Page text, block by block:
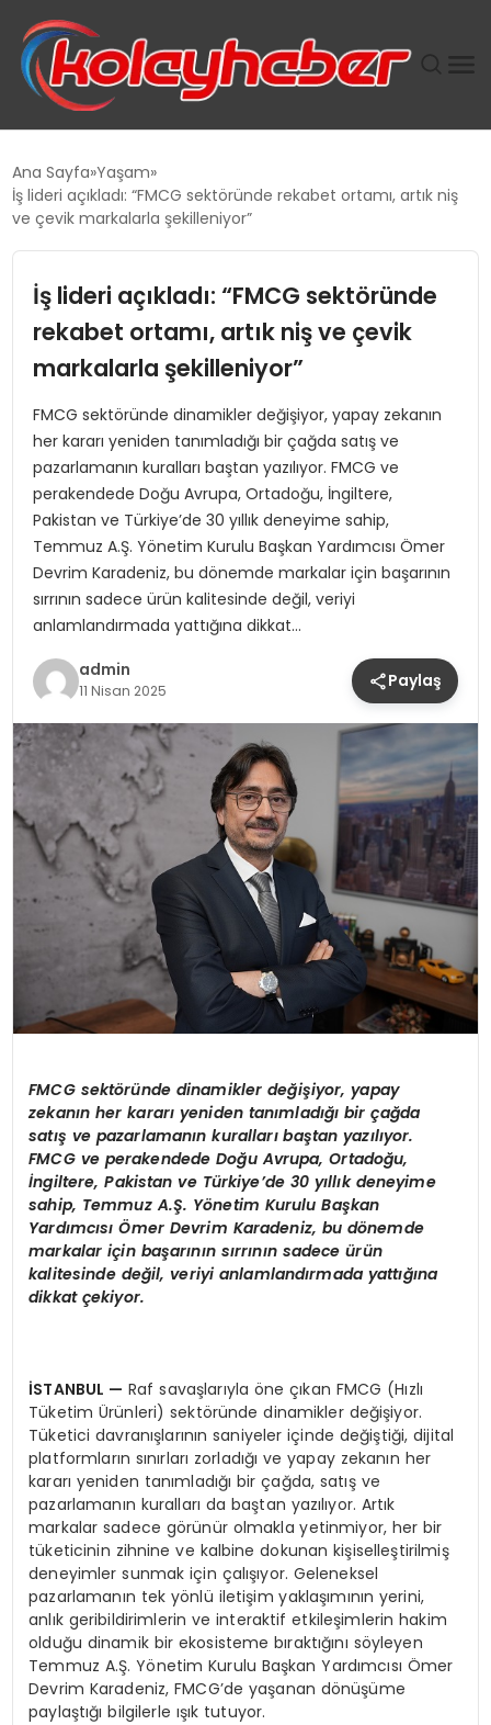
SUWEN’IN İSTIHDAM MODELI EKONOMIDE KADIN
TANYER YAPI ZEMIN MÜHENDISLIĞINDE HEDEF
BÜYÜTTÜ
TOROSLAR’DA PAZAR GERGİNLİĞİ!
Ana Sayfa Yaşam
İş lideri açıkladı: “FMCG sektöründe rekabet ortamı, artık niş
ve çevik markalarla şekilleniyor”
İş lideri açıkladı: “FMCG sektöründe
rekabet ortamı, artık niş ve çevik
markalarla şekilleniyor”
FMCG sektöründe dinamikler değişiyor, yapay zekanın
her kararı yeniden tanımladığı bir çağda satış ve
pazarlamanın kuralları baştan yazılıyor. FMCG ve
perakendede Doğu Avrupa, Ortadoğu, İngiltere,
Pakistan ve Türkiye’de 30 yıllık deneyime sahip,
Temmuz A.Ş. Yönetim Kurulu Başkan Yardımcısı Ömer
Devrim Karadeniz, bu dönemde markalar için başarının
sırrının sadece ürün kalitesinde değil, veriyi
anlamlandırmada yattığına dikkat…
admin
11 Nisan 2025 Paylaş
FMCG sektöründe dinamikler değişiyor, yapay
zekanın her kararı yeniden tanımladığı bir çağda
satış ve pazarlamanın kuralları baştan yazılıyor.
FMCG ve perakendede Doğu Avrupa, Ortadoğu,
İngiltere, Pakistan ve Türkiye’de 30 yıllık deneyime
sahip, Temmuz A.Ş. Yönetim Kurulu Başkan
Yardımcısı Ömer Devrim Karadeniz, bu dönemde
markalar için başarının sırrının sadece ürün
kalitesinde değil, veriyi anlamlandırmada yattığına
dikkat çekiyor.
İSTANBUL — Raf savaşlarıyla öne çıkan FMCG (Hızlı
Tüketim Ürünleri) sektöründe dinamikler değişiyor.
Tüketici davranışlarının saniyeler içinde değiştiği, dijital
platformların sınırları zorladığı ve yapay zekanın her
kararı yeniden tanımladığı bir çağda, satış ve
pazarlamanın kuralları da baştan yazılıyor. Artık
markalar sadece görünür olmakla yetinmiyor, her bir
tüketicinin zihnine ve kalbine dokunan kişiselleştirilmiş
deneyimler sunmak için çalışıyor. Geleneksel
pazarlamanın tek yönlü iletişim yaklaşımının yerini,
anlık geribildirimlerin ve interaktif etkileşimlerin hakim
olduğu dinamik bir ekosisteme bıraktığını söyleyen
Temmuz A.Ş. Yönetim Kurulu Başkan Yardımcısı Ömer
Devrim Karadeniz, FMCG’de yaşanan dönüşüme
paylaştığı bilgilerle ışık tutuyor.